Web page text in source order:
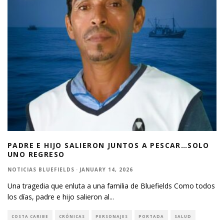
PADRE E HIJO SALIERON JUNTOS A PESCAR…SOLO
UNO REGRESO
NOTICIAS BLUEFIELDS · JANUARY 14, 2026
Una tragedia que enluta a una familia de Bluefields Como todos
los días, padre e hijo salieron al...
COSTA CARIBE CRÓNICAS PERSONAJES PORTADA SALUD